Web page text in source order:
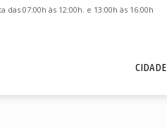
07:00h às 12:00h. e 13:00h às 16:00h
CIDADE